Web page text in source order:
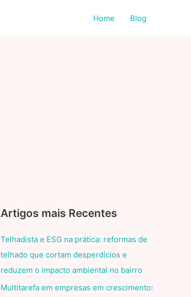
Home Blog
Artigos mais Recentes
Telhadista e ESG na prática: reformas de
telhado que cortam desperdícios e
reduzem o impacto ambiental no bairro
Multitarefa em empresas em crescimento: